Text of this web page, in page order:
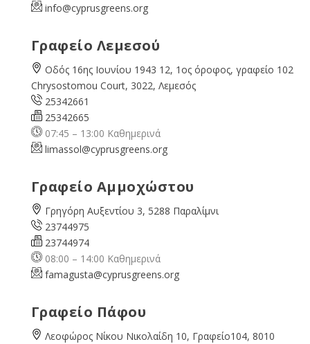
info@cyprusgreens.org
Γραφείο Λεμεσού
Οδός 16ης Ιουνίου 1943 12, 1ος όροφος, γραφείο 102
Chrysostomou Court, 3022, Λεμεσός
25342661
25342665
07:45 – 13:00 Καθημερινά
limassol@cyprusgreens.org
Γραφείο Αμμοχώστου
Γρηγόρη Αυξεντίου 3, 5288 Παραλίμνι
23744975
23744974
08:00 – 14:00 Καθημερινά
famagusta@cyprusgreens.org
Γραφείο Πάφου
Λεοφώρος Νίκου Νικολαίδη 10, Γραφείο104, 8010